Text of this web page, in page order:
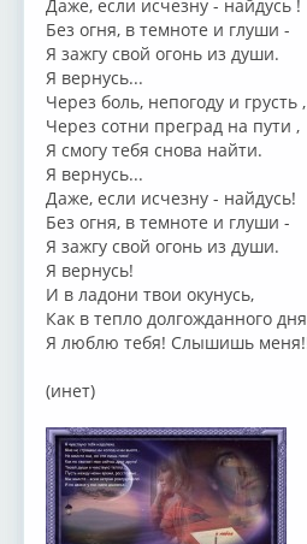
Даже, если исчезну - найдусь !
Без огня, в темноте и глуши -
Я зажгу свой огонь из души.
Я вернусь...
Через боль, непогоду и грусть ,
Через сотни преград на пути ,
Я смогу тебя снова найти.
Я вернусь...
Даже, если исчезну - найдусь!
Без огня, в темноте и глуши -
Я зажгу свой огонь из души.
Я вернусь!
И в ладони твои окунусь,
Как в тепло долгожданного дня
Я люблю тебя! Слышишь
(инет)